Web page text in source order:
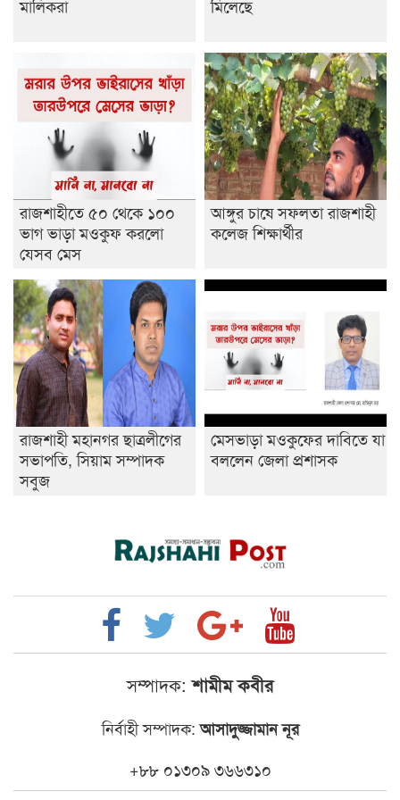
মালিকরা
মিলেছে
রাজশাহীতে ৫০ থেকে ১০০
ভাগ ভাড়া মওকুফ করলো
যেসব মেস
আঙ্গুর চাষে সফলতা রাজশাহী
কলেজ শিক্ষার্থীর
রাজশাহী মহানগর ছাত্রলীগের
সভাপতি, সিয়াম সম্পাদক
সবুজ
মেসভাড়া মওকুফের দাবিতে যা
বললেন জেলা প্রশাসক
সম্পাদক: শামীম কবীর
নির্বাহী সম্পাদক:আসাদুজ্জামান নূর
+৮৮ ০১৩০৯ ৩৬৬৩১০